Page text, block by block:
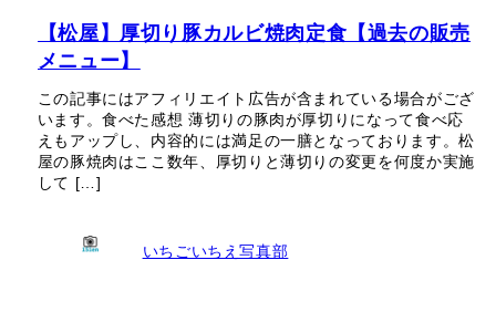
【松屋】厚切り豚カルビ焼肉定食【過去の販売
メニュー】
この記事にはアフィリエイト広告が含まれている場合がござ
います。食べた感想 薄切りの豚肉が厚切りになって食べ応
えもアップし、内容的には満足の一膳となっております。松
屋の豚焼肉はここ数年、厚切りと薄切りの変更を何度か実施
して […]
いちごいちえ写真部